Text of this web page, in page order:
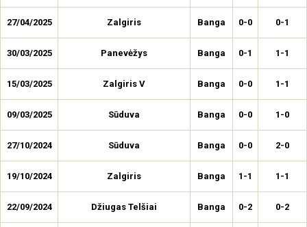
27/04/2025 Zalgiris Banga 0-0 0-1
30/03/2025 Panevėžys Banga 0-1 1-1
15/03/2025 Zalgiris V Banga 0-0 1-1
09/03/2025 Sūduva Banga 0-0 1-0
27/10/2024 Sūduva Banga 0-0 2-0
19/10/2024 Zalgiris Banga 1-1 1-1
22/09/2024 Džiugas Telšiai Banga 0-2 0-2